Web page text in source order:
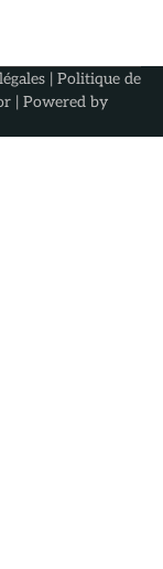
| Politique de
| Powered by